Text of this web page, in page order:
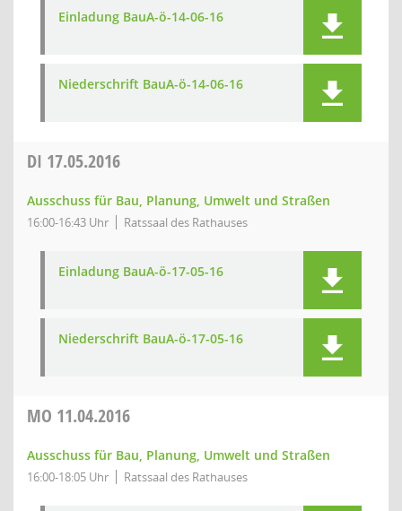
Einladung BauA-ö-14-06-16
Niederschrift BauA-ö-14-06-16
DI 17.05.2016
Ausschuss für Bau, Planung, Umwelt und Straßen
16:00-16:43 Uhr Ratssaal des Rathauses
Einladung BauA-ö-17-05-16
Niederschrift BauA-ö-17-05-16
MO 11.04.2016
Ausschuss für Bau, Planung, Umwelt und Straßen
16:00-18:05 Uhr Ratssaal des Rathauses